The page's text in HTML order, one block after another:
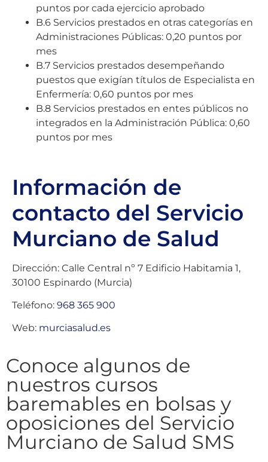
puntos por cada ejercicio aprobado
B.6 Servicios prestados en otras categorías en
Administraciones Públicas: 0,20 puntos por
mes
B.7 Servicios prestados desempeñando
puestos que exigían títulos de Especialista en
Enfermería: 0,60 puntos por mes
B.8 Servicios prestados en entes públicos no
integrados en la Administración Pública: 0,60
puntos por mes
Información de
contacto del Servicio
Murciano de Salud
Dirección: Calle Central nº 7 Edificio Habitamia 1,
30100 Espinardo (Murcia)
Teléfono: 968 365 900
Web: murciasalud.es
Conoce algunos de
nuestros cursos
baremables en bolsas y
oposiciones del Servicio
Murciano de Salud SMS